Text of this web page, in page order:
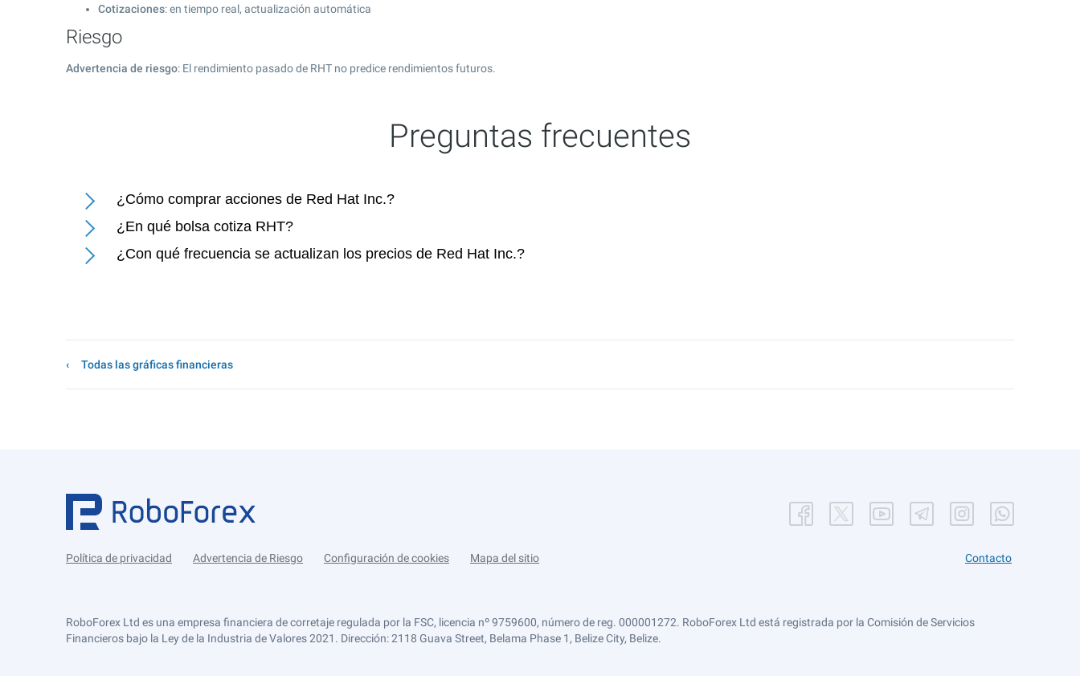
Cotizaciones: en tiempo real, actualización automática
Riesgo
Advertencia de riesgo: El rendimiento pasado de RHT no predice rendimientos futuros.
Preguntas frecuentes
¿Cómo comprar acciones de Red Hat Inc.?
¿En qué bolsa cotiza RHT?
¿Con qué frecuencia se actualizan los precios de Red Hat Inc.?
Todas las gráficas financieras
Política de privacidad Advertencia de Riesgo Configuración de cookies Mapa del sitio Contacto
RoboForex Ltd es una empresa financiera de corretaje regulada por la FSC, licencia nº 9759600, número de reg. 000001272. RoboForex Ltd está registrada por la Comisión de Servicios
Financieros bajo la Ley de la Industria de Valores 2021. Dirección: 2118 Guava Street, Belama Phase 1, Belize City, Belize.